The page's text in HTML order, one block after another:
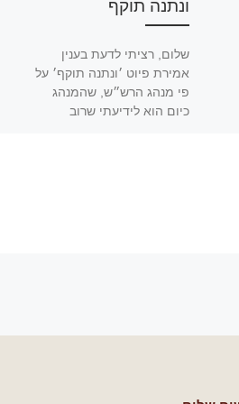
ונתנה תוקף
שלום, רציתי לדעת בענין
אמירת פיוט ׳ונתנה תוקף׳ על
פי מנהג הרש״ש, שהמנהג
כיום הוא לידיעתי שרוב